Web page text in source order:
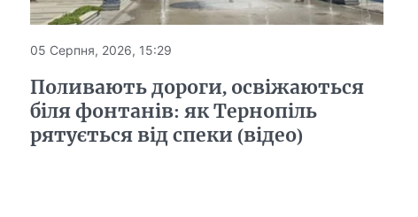
05 Серпня, 2026, 15:29
Поливають дороги, освіжаються
біля фонтанів: як Тернопіль
рятується від спеки (відео)